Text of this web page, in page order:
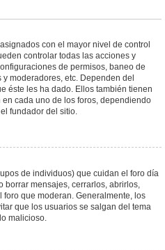
con el mayor nivel de control
controlar todas las acciones y
de permisos, baneo de
moderadores, etc. Dependen del
éste les ha dado. Ellos también tienen
cada uno de los foros, dependiendo
fundador del sitio.
de individuos) que cuidan el foro día
borrar mensajes, cerrarlos, abrirlos,
que moderan. Generalmente, los
que los usuarios se salgan del tema
malicioso.